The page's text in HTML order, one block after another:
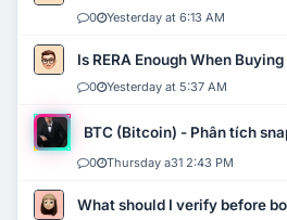
0 Yesterday at 6:13 AM
Is RERA Enough When
0 Yesterday at 5:37 AM
BTC (Bitcoin) - Phân tích
0 Thursday a31 2:43 PM
What should I verify before